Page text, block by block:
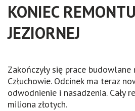
KONIEC
JEZIORNEJ
Zakończyły się prace
Człuchowie. Odcinek ma teraz
odwodnienie i nasadzenia. Cały
miliona złotych.